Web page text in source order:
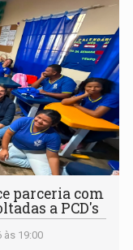
parceria com
a PCD's
às 19:00